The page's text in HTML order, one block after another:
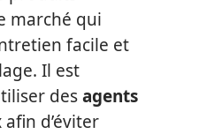
marché qui
facile et
Il est
desagents
afin d’éviter